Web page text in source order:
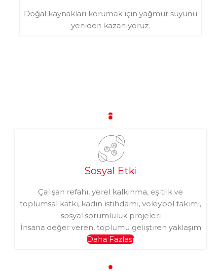
Doğal kaynakları korumak için yağmur suyunu
yeniden kazanıyoruz.
Sosyal Etki
Çalışan refahı, yerel kalkınma, eşitlik ve
toplumsal katkı, kadın istihdamı, voleybol takımı,
sosyal sorumluluk projeleri
İnsana değer veren, toplumu geliştiren yaklaşım
Daha Fazlası